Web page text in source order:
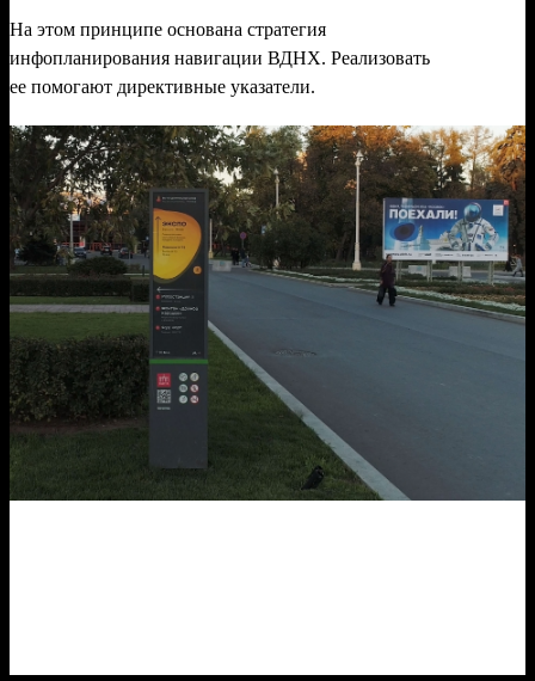
На этом принципе основана стратегия
инфопланирования навигации ВДНХ. Реализовать
ее помогают директивные указатели.